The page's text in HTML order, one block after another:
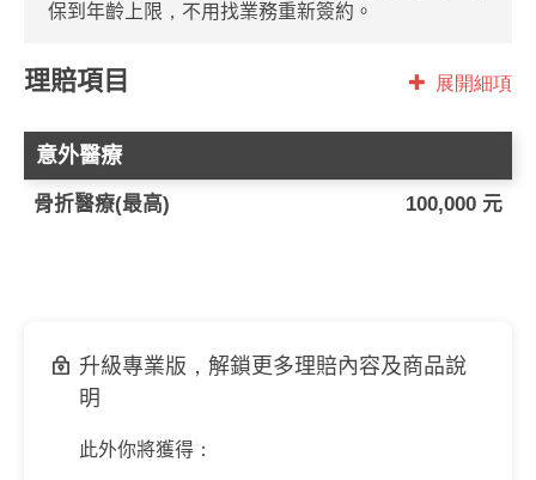
保到年齡上限，不用找業務重新簽約。
理賠項目 展開細項
意外醫療
骨折醫療(最高) 100,000 元
升級專業版，解鎖更多理賠內容及商品說
明
此外你將獲得：